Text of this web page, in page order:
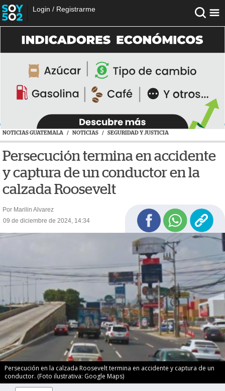
Login / Registrarme
NOTICIAS GUATEMALA / NOTICIAS / SEGURIDAD Y JUSTICIA
Persecución termina en accidente
y captura de un conductor en la
calzada Roosevelt
Por Marilin Alvarez
09 de diciembre de 2024, 14:34
Persecución en la calzada Roosevelt termina en accidente y captura de un
conductor. (Foto ilustrativa: Google Maps)